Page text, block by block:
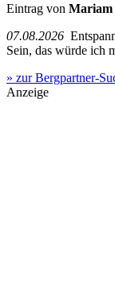
Eintrag von Mariam
07.08.2026
Sein, das würde ich
» zur Bergpartner-
Anzeige